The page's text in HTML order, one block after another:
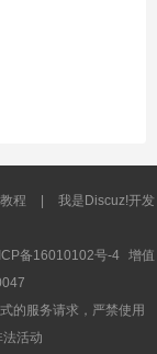
程
我是Discuz!开发
备16010102号-4 增值
的服务请求，严禁使用
活动